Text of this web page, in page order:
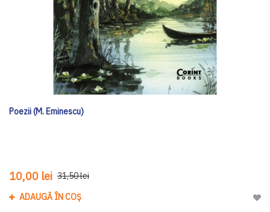
Poezii (M. Eminescu)
10,00 lei 31,50 lei
ADAUGĂ ÎN COȘ